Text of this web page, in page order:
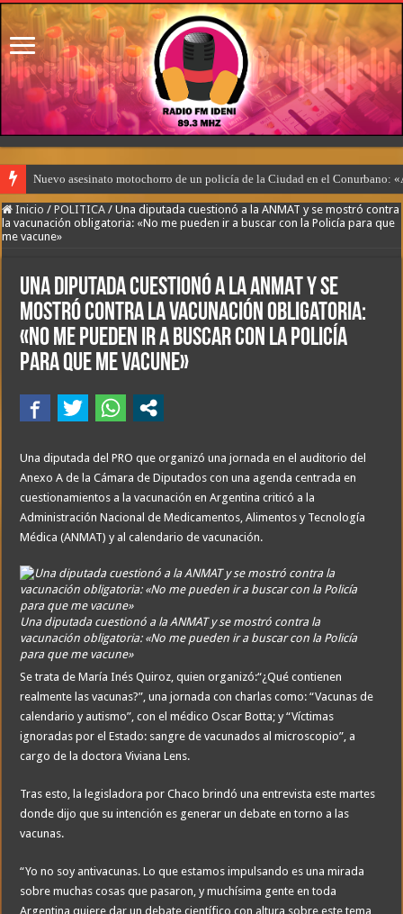
Nuevo asesinato motochorro de un policía de la Ciudad en el Conurbano:
Inicio / POLITICA / Una diputada cuestionó a la ANMAT y se mostró contra
la vacunación obligatoria: «No me pueden ir a buscar con la Policía para que
me vacune»
Una diputada cuestionó a la ANMAT y se
mostró contra la vacunación obligatoria:
«No me pueden ir a buscar con la Policía
para que me vacune»
Una diputada del PRO que organizó una jornada en el auditorio del
Anexo A de la Cámara de Diputados con una agenda centrada en
cuestionamientos a la vacunación en Argentina criticó a la
Administración Nacional de Medicamentos, Alimentos y Tecnología
Médica (ANMAT) y al calendario de vacunación.
Una diputada cuestionó a la ANMAT y se mostró contra la
vacunación obligatoria: «No me pueden ir a buscar con la Policía
para que me vacune»
Se trata de María Inés Quiroz, quien organizó:“¿Qué contienen
realmente las vacunas?”, una jornada con charlas como: “Vacunas de
calendario y autismo”, con el médico Oscar Botta; y “Víctimas
ignoradas por el Estado: sangre de vacunados al microscopio”, a
cargo de la doctora Viviana Lens.
Tras esto, la legisladora por Chaco brindó una entrevista este martes
donde dijo que su intención es generar un debate en torno a las
vacunas.
“Yo no soy antivacunas. Lo que estamos impulsando es una mirada
sobre muchas cosas que pasaron, y muchísima gente en toda
Argentina quiere dar un debate científico con altura sobre este tema